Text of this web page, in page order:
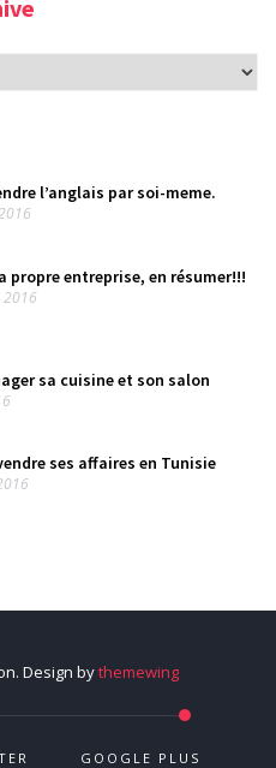
l’anglais par soi-meme.
propre entreprise, en résumer!!!
2016
sa cuisine et son salon
ses affaires en Tunisie
Design bythemewing
GOOGLE PLUS